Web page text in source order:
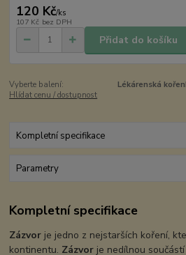
120 Kč/ks
107 Kč bez DPH
Přidat do košíku
Vyberte balení:
Lékárenská
Hlídat cenu / dostupnost
Kompletní specifikace
Parametry
Kompletní specifikace
Zázvor je jedno z nejstarších koření,
kontinentu. Zázvor je nedílnou